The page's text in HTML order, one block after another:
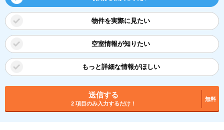
物件を実際に見たい
空室情報が知りたい
もっと詳細な情報がほしい
送信する
2 項目のみ入力するだけ！
無料